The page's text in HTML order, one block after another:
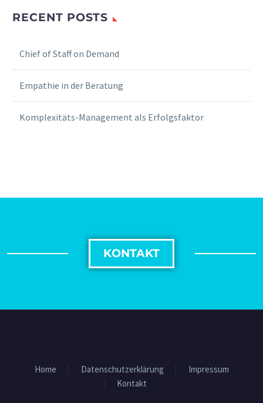
RECENT POSTS
Chief of Staff on Demand
Empathie in der Beratung
Komplexitäts-Management als Erfolgsfaktor
KONTAKT
Home Datenschutzerklärung
Impressum
Kontakt